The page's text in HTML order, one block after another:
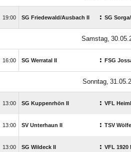
 SG Friedewald/​Ausbach II : SG

 SG Werratal II : FSG

 SG Kuppenrhön II : VFL
 SV Unterhaun II : TSV
 SG Wildeck II : VFL 1920